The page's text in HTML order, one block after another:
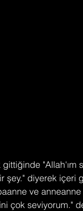
"Allah'ım
şey." diyerek içeri
ve
çok seviyorum."